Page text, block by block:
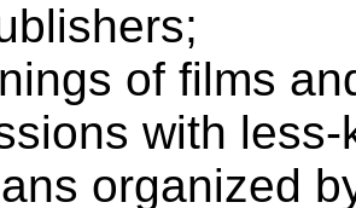
of films
with
organized